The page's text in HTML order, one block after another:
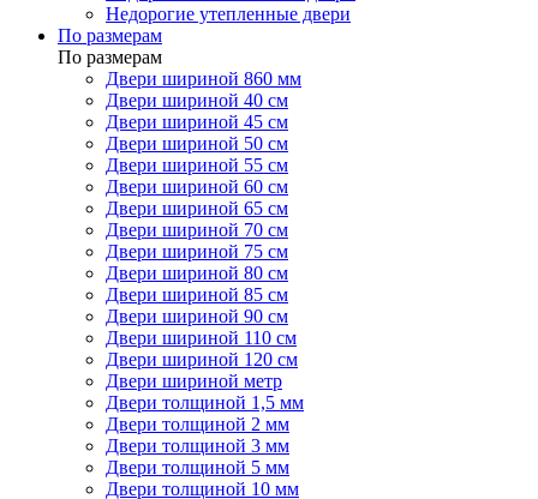
Недорогие утепленные двери
По размерам
По размерам
Двери шириной 860 мм
Двери шириной 40 см
Двери шириной 45 см
Двери шириной 50 см
Двери шириной 55 см
Двери шириной 60 см
Двери шириной 65 см
Двери шириной 70 см
Двери шириной 75 см
Двери шириной 80 см
Двери шириной 85 см
Двери шириной 90 см
Двери шириной 110 см
Двери шириной 120 см
Двери шириной метр
Двери толщиной 1,5 мм
Двери толщиной 2 мм
Двери толщиной 3 мм
Двери толщиной 5 мм
Двери толщиной 10 мм